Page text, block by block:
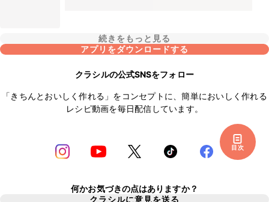
目次
続きをもっと見る
アプリをダウンロードする
クラシルの公式SNSをフォロー
「きちんとおいしく作れる」をコンセプトに、簡単においしく作れる
レシピ動画を毎日配信しています。
何かお気づきの点はありますか？
クラシルに意見を送る